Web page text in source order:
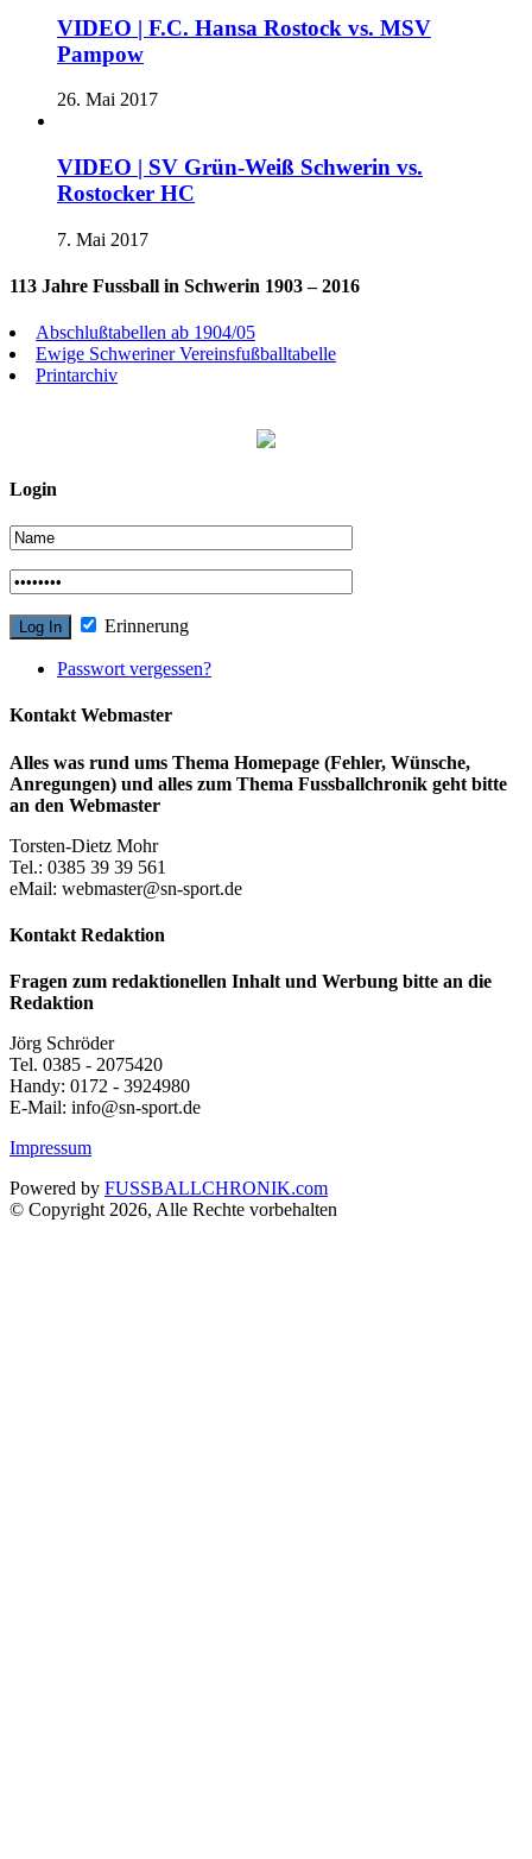
VIDEO | F.C. Hansa Rostock vs. MSV
Pampow
26. Mai 2017
VIDEO | SV Grün-Weiß Schwerin vs.
Rostocker HC
7. Mai 2017
113 Jahre Fussball in Schwerin 1903 – 2016
Abschlußtabellen ab 1904/05
Ewige Schweriner Vereinsfußballtabelle
Printarchiv
Login
Erinnerung
Passwort vergessen?
Kontakt Webmaster
Alles was rund ums Thema Homepage (Fehler, Wünsche,
Anregungen) und alles zum Thema Fussballchronik geht bitte
an den Webmaster
Torsten-Dietz Mohr
Tel.: 0385 39 39 561
eMail: webmaster@sn-sport.de
Kontakt Redaktion
Fragen zum redaktionellen Inhalt und Werbung bitte an die
Redaktion
Jörg Schröder
Tel. 0385 - 2075420
Handy: 0172 - 3924980
E-Mail: info@sn-sport.de
Impressum
Powered by FUSSBALLCHRONIK.com
© Copyright 2026, Alle Rechte vorbehalten